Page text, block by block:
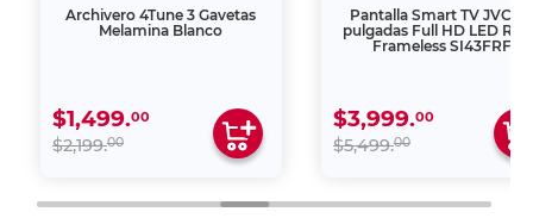
Archivero 4Tune 3 Gavetas
Melamina Blanco
$1,499.00
$2,199.00
Pantalla Smart TV JVC 43
pulgadas Full HD LED
Frameless SI43FRF
$3,999.00
$5,499.00